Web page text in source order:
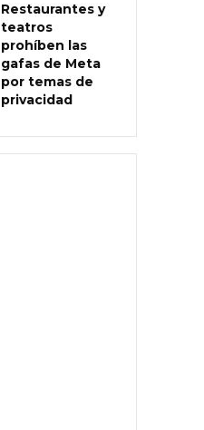
Restaurantes y
teatros
prohíben las
gafas de Meta
por temas de
privacidad